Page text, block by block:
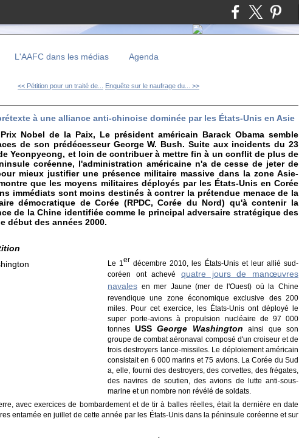
L'AAFC dans les médias Agenda
<< Pétition pour un traité de... Enquête sur le naufrage du... >>
à une alliance anti-chinoise dominée par les États-Unis en Asie
Nobel de la Paix, Le président américain Barack Obama semble
de son prédécesseur George W. Bush. Suite aux incidents du 23
Yeonpyeong, et loin de contribuer à mettre fin à un conflit de plus de
coréenne, l'administration américaine n'a de cesse de jeter de
mieux justifier une présence militaire massive dans la zone Asie-
que les moyens militaires déployés par les États-Unis en Corée
immédiats sont moins destinés à contrer la prétendue menace de la
démocratique de Corée (RPDC, Corée du Nord) qu'à contenir la
de la Chine identifiée comme le principal adversaire stratégique des
début des années 2000.
Le 1er décembre 2010, les États-Unis et leur allié sud-
coréen ont achevé quatre jours de manœuvres
navales en mer Jaune (mer de l'Ouest) où la Chine
revendique une zone économique exclusive des 200
miles. Pour cet exercice, les États-Unis ont déployé le
super porte-avions à propulsion nucléaire de 97 000
tonnes USS George Washington ainsi que son
groupe de combat aéronaval composé d'un croiseur et de
trois destroyers lance-missiles. Le déploiement américain
consistait en 6 000 marins et 75 avions. La Corée du Sud
a, elle, fourni des destroyers, des corvettes, des frégates,
des navires de soutien, des avions de lutte anti-sous-
marine et un nombre non révélé de soldats.
avec exercices de bombardement et de tir à balles réelles, était la dernière en date
entamée en juillet de cette année par les États-Unis dans la péninsule coréenne et sur